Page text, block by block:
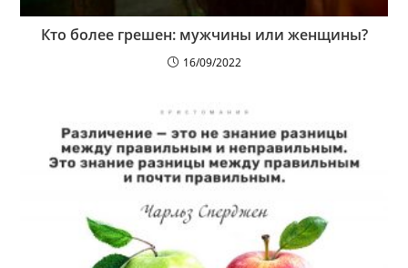
Кто более грешен: мужчины или женщины?
16/09/2022